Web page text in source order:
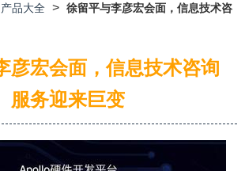
产品大全 > 徐留平与李彦宏会面，信息技术咨
彦宏会面，信息技术咨询
服务迎来巨变